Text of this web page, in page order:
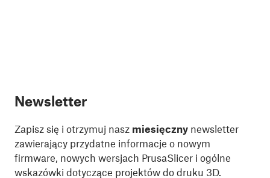
Newsletter
Zapisz się i otrzymuj nasz miesięczny newsletter
zawierający przydatne informacje o nowym
firmware, nowych wersjach PrusaSlicer i ogólne
wskazówki dotyczące projektów do druku 3D.